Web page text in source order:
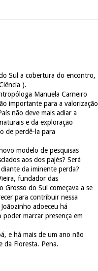
Sul a cobertura do encontro,
).
Manuela Carneiro
importante para a valorização
não deve mais adiar a
e da exploração
de perdê-la para
modelo de pesquisas
aos dos pajés? Será
da iminente perda?
fundador das
Grosso do Sul começava a se
para contribuir nessa
adoeceu há
poder marcar presença em
e há mais de um ano não
da Floresta. Pena.